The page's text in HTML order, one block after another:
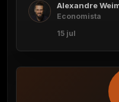
ciclo.
Alexandre
Economista
15 jul